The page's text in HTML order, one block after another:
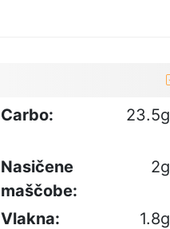
Carbo: 23.5g
Nasičene
maščobe:
2g
Vlakna: 1.8g